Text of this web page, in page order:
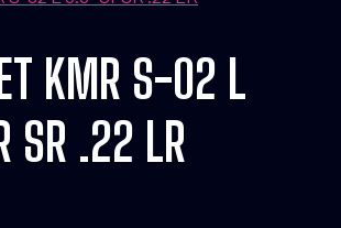
KMR S-02 L
SR .22 LR